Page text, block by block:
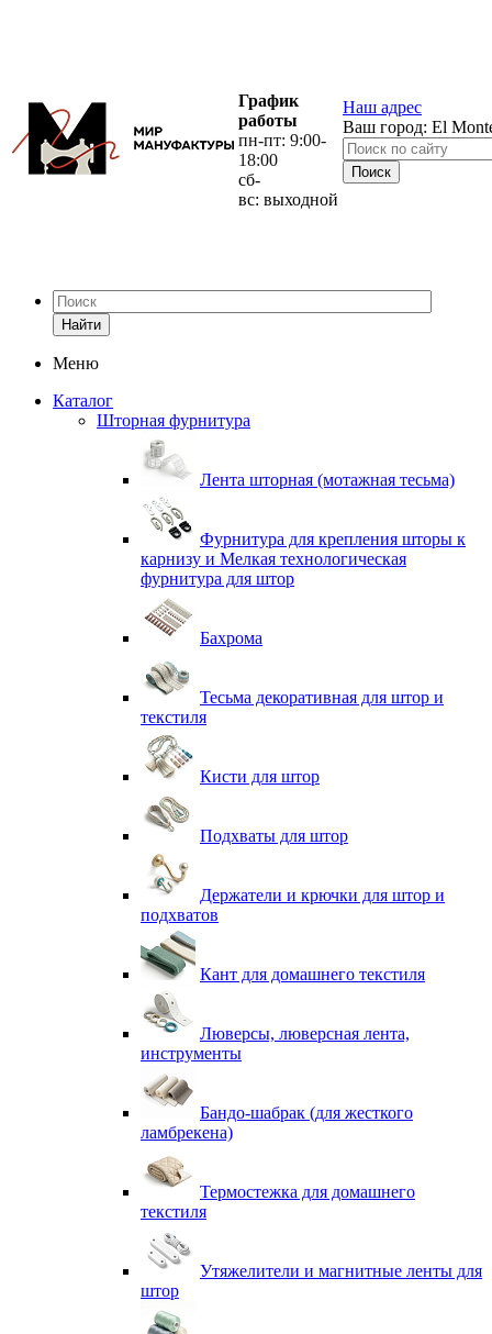
График
работы
пн-пт: 9:00-
18:00
сб-
вс: выходной
Наш адрес
Ваш город: El
Найти
Меню
Каталог
Шторная фурнитура
Лента шторная (мотажная тесьма)
Фурнитура для крепления шторы к
карнизу и Мелкая технологическая
фурнитура для штор
Бахрома
Тесьма декоративная для штор и
текстиля
Кисти для штор
Подхваты для штор
Держатели и крючки для штор и
подхватов
Кант для домашнего текстиля
Люверсы, люверсная лента,
инструменты
Бандо-шабрак (для жесткого
ламбрекена)
Термостежка для домашнего
текстиля
Утяжелители и магнитные ленты для
штор